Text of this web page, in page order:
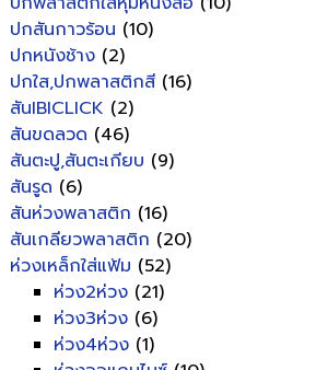
ปกสันกาวร้อน (10)
ปกหนังช้าง (2)
ปกใส,ปกพลาสติกสี (16)
สันIBICLICK (2)
สันขดลวด (46)
สันตะปู,สันตะเกียบ (9)
สันรูด (6)
สันห่วงพลาสติก (16)
สันเกลียวพลาสติก (20)
ห่วงเหล็กใส่แฟ้ม (52)
ห่วง2ห่วง (21)
ห่วง3ห่วง (6)
ห่วง4ห่วง (1)